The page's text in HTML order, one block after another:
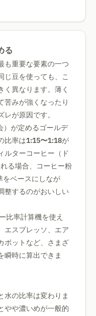
る
も重要な要素の一つ
じ豆を使っても、こ
く異なります。薄く
苦みが強くなったり
が原因です。
）が定めるゴールデ
比率は1:15〜1:18が
ルターコーヒー（ド
る場合、コーヒー粉
をベースにしなが
整するのがおいしい
比率計算機を使え
エスプレッソ、エア
ポットなど、さまざ
瞬時に算出できま
水の比率は変わりま
やや濃いめが一般的